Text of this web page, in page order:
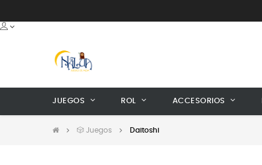
JUEGOS ROL ACCESORIOS
🎲 Juegos Daitoshi